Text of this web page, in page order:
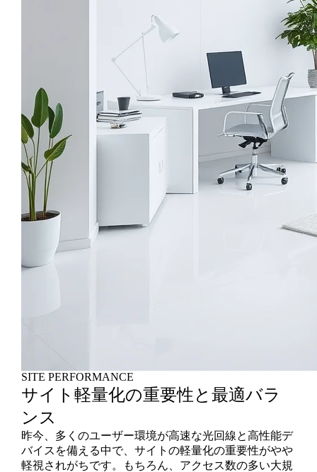
SITE PERFORMANCE
サイト軽量化の重要性と最適バラ
ンス
昨今、多くのユーザー環境が高速な光回線と高性能デ
バイスを備える中で、サイトの軽量化の重要性がやや
軽視されがちです。もちろん、アクセス数の多い大規